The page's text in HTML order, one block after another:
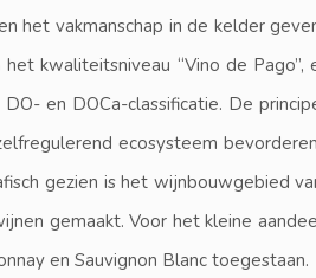
het vakmanschap in de kelder
kwaliteitsniveau “Vino de Pago”,
en DOCa-classificatie. De
ecosysteem
gezien is het wijnbouwgebied
gemaakt. Voor het kleine
en Sauvignon Blanc toegestaan.